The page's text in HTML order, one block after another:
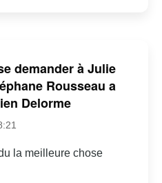
demander à Julie
Rousseau a
Delorme
la meilleure chose